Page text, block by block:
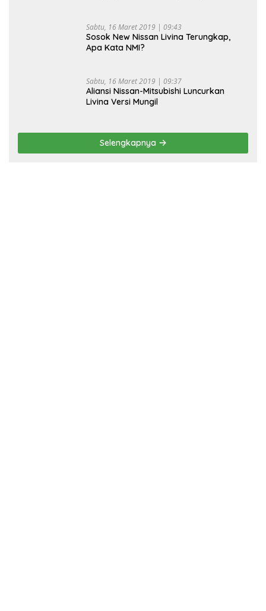
Sabtu, 16 Maret 2019 | 09:43
Sosok New Nissan Livina Terungkap,
Apa Kata NMI?
Sabtu, 16 Maret 2019 | 09:37
Aliansi Nissan-Mitsubishi Luncurkan
Livina Versi Mungil
Selengkapnya